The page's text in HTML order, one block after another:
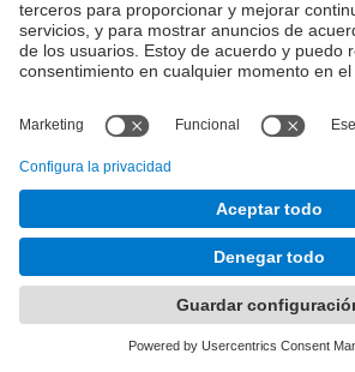
Aprendizaje curricular y
jerarquico
Problemas
Laboratorio